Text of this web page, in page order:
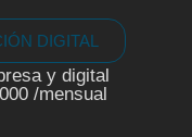
DIGITAL
y digital
/mensual